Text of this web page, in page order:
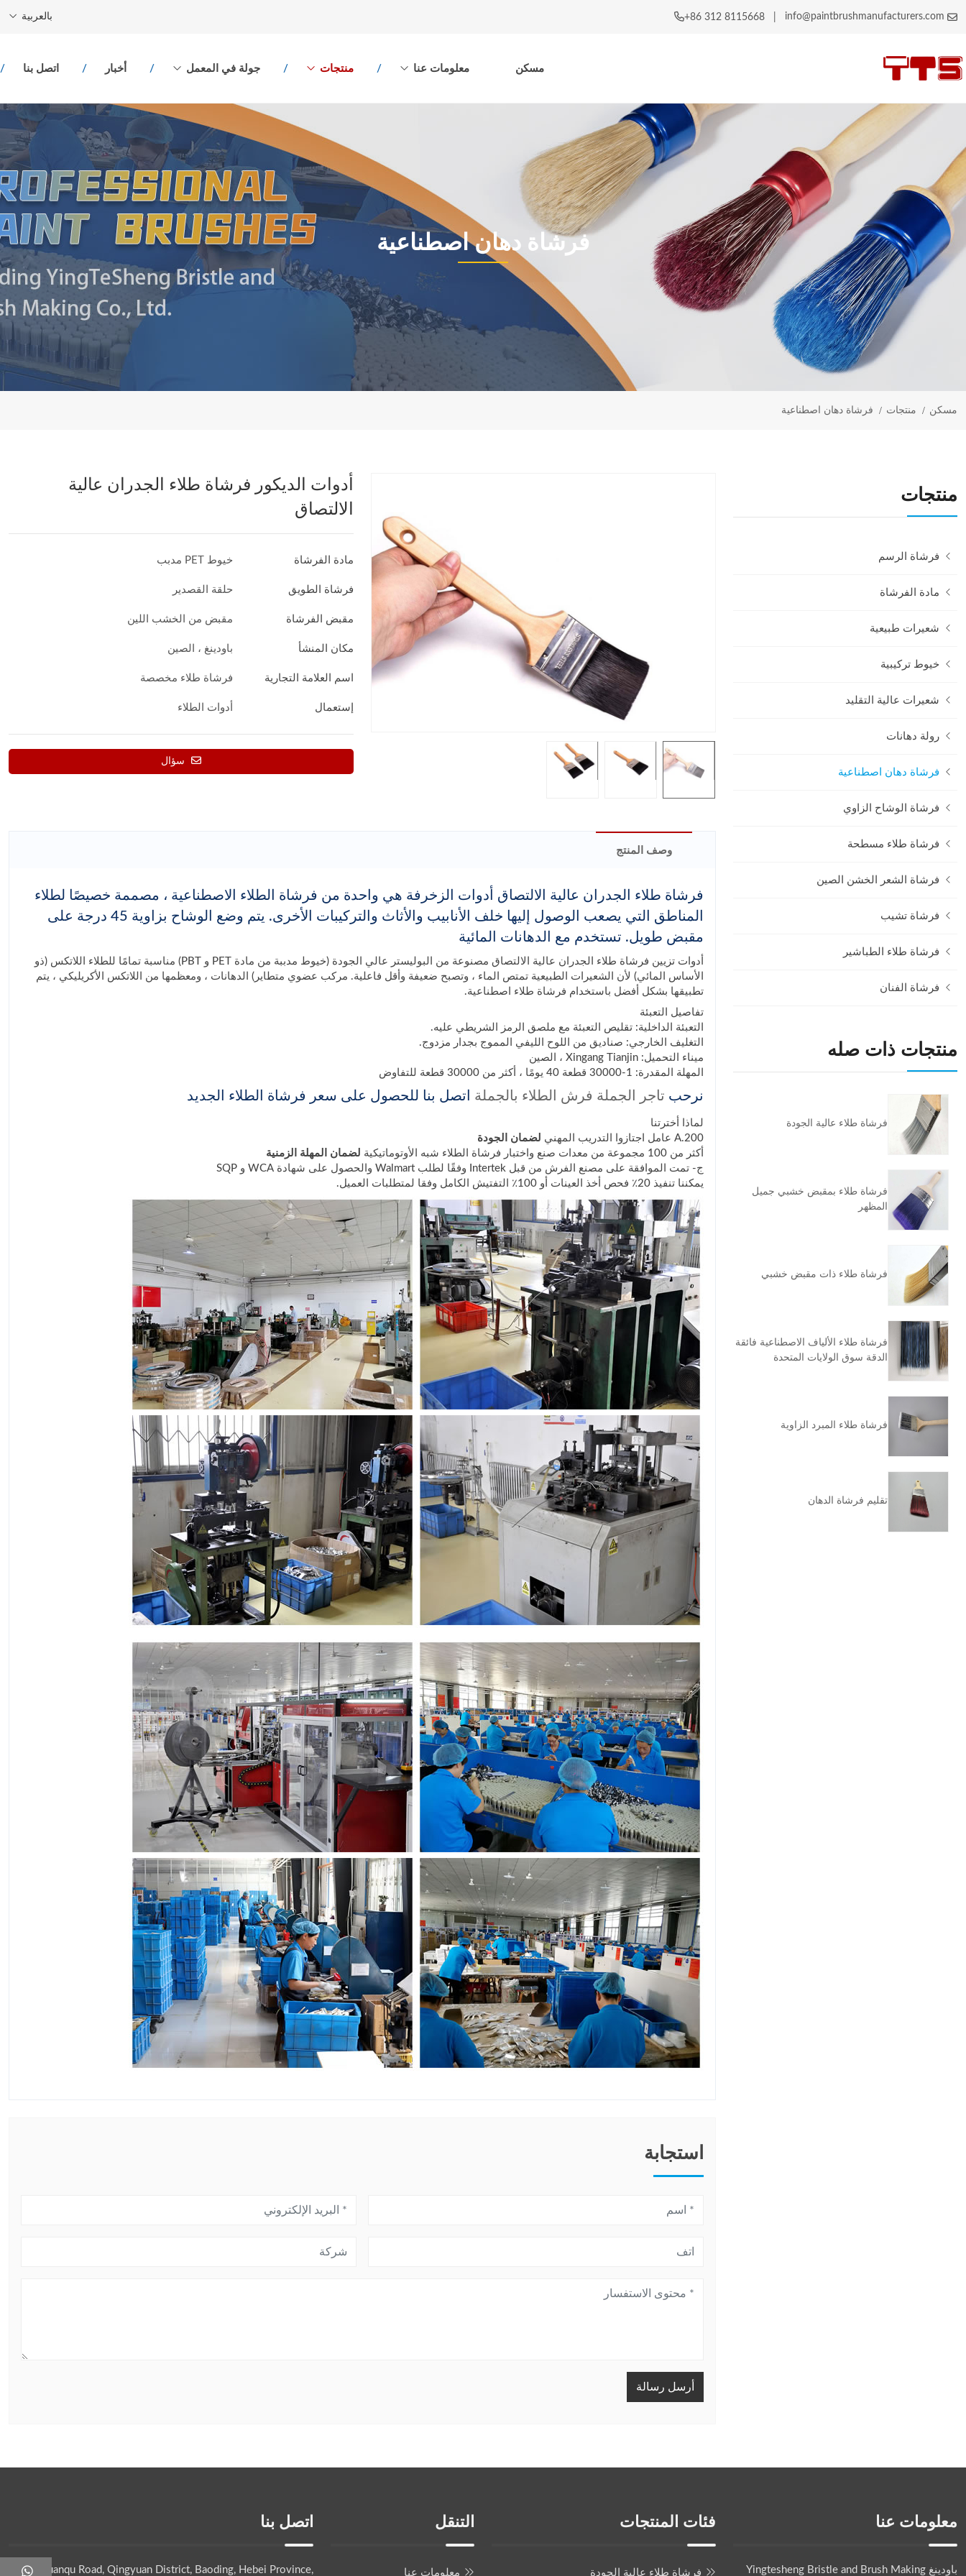
info@paintbrushmanufacturers.com
+86 312 8115668 بالعربية
مسكن معلومات عنا منتجات جولة في المعمل أخبار اتصل بنا
فرشاة دهان اصطناعية
مسكن منتجات فرشاة دهان اصطناعية
أدوات الديكور فرشاة طلاء الجدران عالية
الالتصاق
مادة الفرشاة خيوط PET مدبب
فرشاة الطويق حلقة القصدير
مقبض الفرشاة مقبض من الخشب اللين
مكان المنشأ باودينغ ، الصين
اسم العلامة التجارية فرشاة طلاء مخصصة
إستعمال أدوات الطلاء
سؤال
وصف المنتج
فرشاة طلاء الجدران عالية الالتصاق أدوات الزخرفة هي واحدة من فرشاة الطلاء الاصطناعية ، مصممة خصيصًا لطلاء
المناطق التي يصعب الوصول إليها خلف الأنابيب والأثاث والتركيبات الأخرى. يتم وضع الوشاح بزاوية 45 درجة على
مقبض طويل. تستخدم مع الدهانات المائية
أدوات تزيين فرشاة طلاء الجدران عالية الالتصاق مصنوعة من البوليستر عالي الجودة (خيوط مدببة من مادة PET و PBT) مناسبة تمامًا للطلاء اللاتكس (ذو
الأساس المائي) لأن الشعيرات الطبيعية تمتص الماء ، وتصبح ضعيفة وأقل فاعلية. مركب عضوي متطاير) الدهانات ، ومعظمها من اللاتكس الأكريليكي ، يتم
تطبيقها بشكل أفضل باستخدام فرشاة طلاء اصطناعية.
تفاصيل التعبئة
التعبئة الداخلية: تقليص التعبئة مع ملصق الرمز الشريطي عليه.
التغليف الخارجي: صناديق من اللوح الليفي المموج بجدار مزدوج.
ميناء التحميل: Xingang Tianjin ، الصين
المهلة المقدرة: 1-30000 قطعة 40 يومًا ، أكثر من 30000 قطعة للتفاوض
نرحب تاجر الجملة فرش الطلاء بالجملة اتصل بنا للحصول على سعر فرشاة الطلاء الجديد
لماذا أخترتنا
A.200 عامل اجتازوا التدريب المهني
لضمان الجودة
أكثر من 100 مجموعة من معدات صنع واختبار فرشاة الطلاء شبه الأوتوماتيكية
لضمان المهلة الزمنية
ج- تمت الموافقة على مصنع الفرش من قبل Intertek وفقًا لطلب Walmart والحصول على شهادة WCA و SQP
يمكننا تنفيذ 20٪ فحص أخذ العينات أو 100٪ التفتيش الكامل وفقا لمتطلبات العميل.
استجابة
أرسل رسالة
منتجات
فرشاة الرسم
مادة الفرشاة
شعيرات طبيعية
خيوط تركيبية
شعيرات عالية التقليد
رولة دهانات
فرشاة دهان اصطناعية
فرشاة الوشاح الزاوي
فرشاة طلاء مسطحة
فرشاة الشعر الخشن الصين
فرشاة تشيب
فرشاة طلاء الطباشير
فرشاة الفنان
منتجات ذات صله
فرشاة طلاء عالية الجودة
فرشاة طلاء بمقبض خشبي جميل
المظهر
فرشاة طلاء ذات مقبض خشبي
فرشاة طلاء الألياف الاصطناعية فائقة
الدقة سوق الولايات المتحدة
فرشاة طلاء المبرد الزاوية
تقليم فرشاة الدهان
معلومات عنا
باودينغ Yingtesheng Bristle and Brush Making
فئات المنتجات
فرشاة طلاء عالية الجودة
التنقل
معلومات عنا
اتصل بنا
No.32 Yuanqu Road, Qingyuan District, Baoding, Hebei Province,